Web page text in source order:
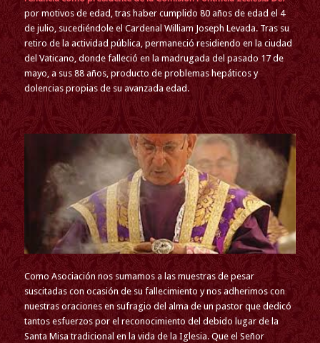
por motivos de edad, tras haber cumplido 80 años de edad el 4
de julio, sucediéndole el Cardenal William Joseph Levada. Tras su
retiro de la actividad pública, permaneció residiendo en la ciudad
del Vaticano, donde falleció en la madrugada del pasado 17 de
mayo, a sus 88 años, producto de problemas hepáticos y
dolencias propias de su avanzada edad.
Como Asociación nos sumamos a las muestras de pesar
suscitadas con ocasión de su fallecimiento y nos adherimos con
nuestras oraciones en sufragio del alma de un pastor que dedicó
tantos esfuerzos por el reconocimiento del debido lugar de la
Santa Misa tradicional en la vida de la Iglesia. Que el Señor